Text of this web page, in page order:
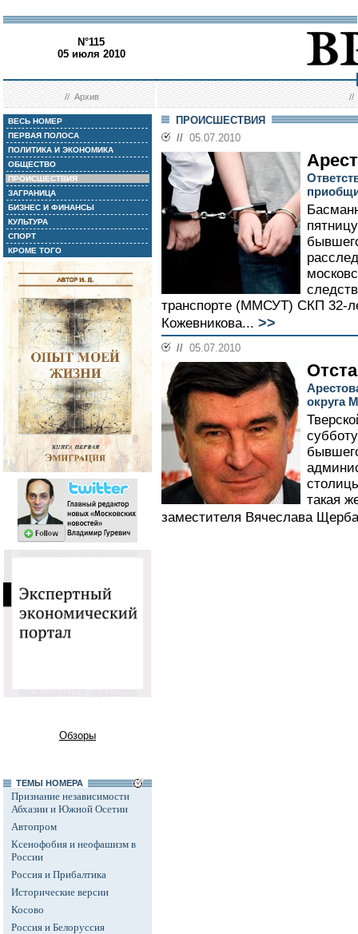
N°115
05 июля 2010
//Архив //
ВЕСЬ НОМЕР
ПЕРВАЯ ПОЛОСА
ПОЛИТИКА И ЭКОНОМИКА
ОБЩЕСТВО
ПРОИСШЕСТВИЯ
ЗАГРАНИЦА
БИЗНЕС И ФИНАНСЫ
КУЛЬТУРА
СПОРТ
КРОМЕ ТОГО
Обзоры
ТЕМЫ НОМЕРА
Признание независимости
Абхазии и Южной Осетии
Автопром
Ксенофобия и неофашизм в
России
Россия и Прибалтика
Исторические версии
Косово
Россия и Белоруссия
ПРОИСШЕСТВИЯ
// 05.07.2010
транспорте (ММСУТ) СКП 32-
Кожевникова... >>
// 05.07.2010
округа
такая
заместителя Вячеслава